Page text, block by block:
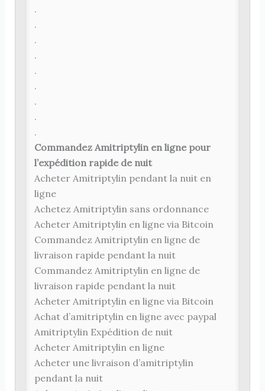
.
.
.
.
.
.
.
.
.
Commandez Amitriptylin en ligne pour
l’expédition rapide de nuit
Acheter Amitriptylin pendant la nuit en
ligne
Achetez Amitriptylin sans ordonnance
Acheter Amitriptylin en ligne via Bitcoin
Commandez Amitriptylin en ligne de
livraison rapide pendant la nuit
Commandez Amitriptylin en ligne de
livraison rapide pendant la nuit
Acheter Amitriptylin en ligne via Bitcoin
Achat d’amitriptylin en ligne avec paypal
Amitriptylin Expédition de nuit
Acheter Amitriptylin en ligne
Acheter une livraison d’amitriptylin
pendant la nuit